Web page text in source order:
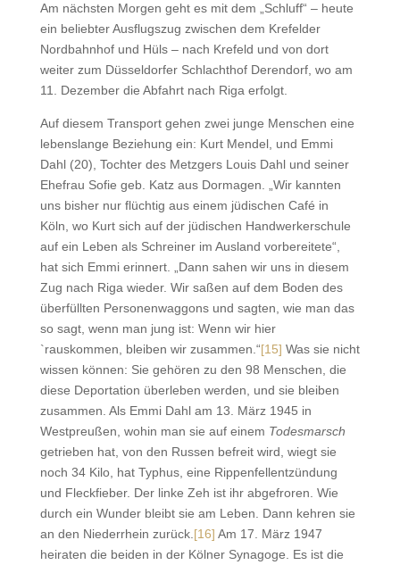
Am nächsten Morgen geht es mit dem „Schluff“ – heute
ein beliebter Ausflugszug zwischen dem Krefelder
Nordbahnhof und Hüls – nach Krefeld und von dort
weiter zum Düsseldorfer Schlachthof Derendorf, wo am
11. Dezember die Abfahrt nach Riga erfolgt.
Auf diesem Transport gehen zwei junge Menschen eine
lebenslange Beziehung ein: Kurt Mendel, und Emmi
Dahl (20), Tochter des Metzgers Louis Dahl und seiner
Ehefrau Sofie geb. Katz aus Dormagen. „Wir kannten
uns bisher nur flüchtig aus einem jüdischen Café in
Köln, wo Kurt sich auf der jüdischen Handwerkerschule
auf ein Leben als Schreiner im Ausland vorbereitete“,
hat sich Emmi erinnert. „Dann sahen wir uns in diesem
Zug nach Riga wieder. Wir saßen auf dem Boden des
überfüllten Personenwaggons und sagten, wie man das
so sagt, wenn man jung ist: Wenn wir hier
`rauskommen, bleiben wir zusammen.“[15] Was sie nicht
wissen können: Sie gehören zu den 98 Menschen, die
diese Deportation überleben werden, und sie bleiben
zusammen. Als Emmi Dahl am 13. März 1945 in
Westpreußen, wohin man sie auf einem Todesmarsch
getrieben hat, von den Russen befreit wird, wiegt sie
noch 34 Kilo, hat Typhus, eine Rippenfellentzündung
und Fleckfieber. Der linke Zeh ist ihr abgefroren. Wie
durch ein Wunder bleibt sie am Leben. Dann kehren sie
an den Niederrhein zurück. [16] Am 17. März 1947
heiraten die beiden in der Kölner Synagoge. Es ist die